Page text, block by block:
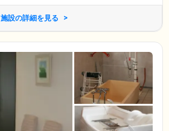
施設の詳細を見る